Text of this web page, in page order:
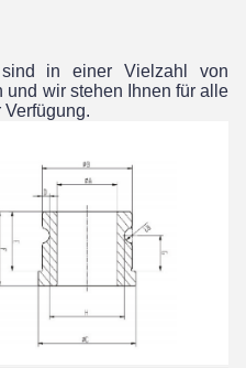
in einer Vielzahl von
wir stehen Ihnen für alle